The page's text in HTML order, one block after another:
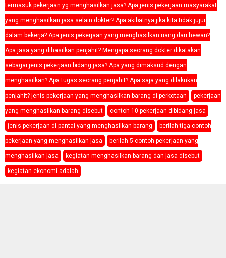
termasuk pekerjaan yg menghasilkan jasa? Apa jenis pekerjaan masyarakat
yang menghasilkan jasa selain dokter? Apa akibatnya jika kita tidak jujur
dalam bekerja? Apa jenis pekerjaan yang menghasilkan uang dari hewan?
Apa jasa yang dihasilkan penjahit? Mengapa seorang dokter dikatakan
sebagai jenis pekerjaan bidang jasa? Apa yang dimaksud dengan
menghasilkan? Apa tugas seorang penjahit? Apa saja yang dilakukan
penjahit? jenis pekerjaan yang menghasilkan barang di perkotaan pekerjaan
yang menghasilkan barang disebut contoh 10 pekerjaan dibidang jasa
jenis pekerjaan di pantai yang menghasilkan barang berilah tiga contoh
pekerjaan yang menghasilkan jasa berilah 5 contoh pekerjaan yang
menghasilkan jasa kegiatan menghasilkan barang dan jasa disebut
kegiatan ekonomi adalah